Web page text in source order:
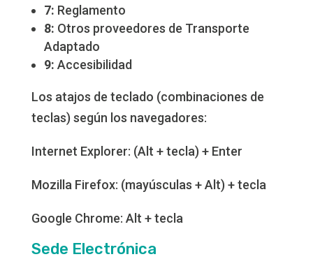
7: Reglamento
8: Otros proveedores de Transporte
Adaptado
9: Accesibilidad
Los atajos de teclado (combinaciones de
teclas) según los navegadores:
Internet Explorer: (Alt + tecla) + Enter
Mozilla Firefox: (mayúsculas + Alt) + tecla
Google Chrome: Alt + tecla​
Sede Electrónica